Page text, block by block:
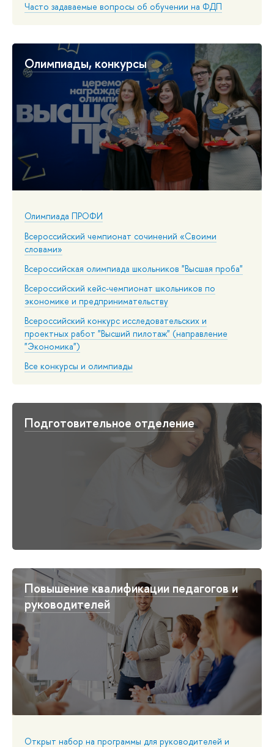
Часто задаваемые вопросы об обучении на ФДП
Олимпиады, конкурсы
Олимпиада ПРОФИ
Всероссийский чемпионат сочинений «Своими
словами»
Всероссийская олимпиада школьников "Высшая проба"
Всероссийский кейс-чемпионат школьников по
экономике и предпринимательству
Всероссийский конкурс исследовательских и
проектных работ "Высший пилотаж" (направление
"Экономика")
Все конкурсы и олимпиады
Подготовительное отделение
Повышение квалификации педагогов и
руководителей
Открыт набор на программы для руководителей и